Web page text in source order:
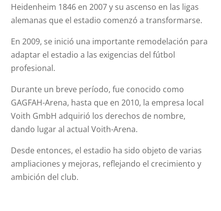
Heidenheim 1846 en 2007 y su ascenso en las ligas
alemanas que el estadio comenzó a transformarse.
En 2009, se inició una importante remodelación para
adaptar el estadio a las exigencias del fútbol
profesional.
Durante un breve período, fue conocido como
GAGFAH-Arena, hasta que en 2010, la empresa local
Voith GmbH adquirió los derechos de nombre,
dando lugar al actual Voith-Arena.
Desde entonces, el estadio ha sido objeto de varias
ampliaciones y mejoras, reflejando el crecimiento y
ambición del club.